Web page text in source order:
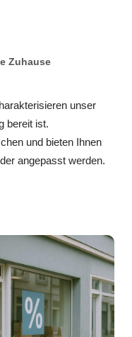
Zuhause
unser
bereit ist.
und bieten Ihnen
angepasst werden.